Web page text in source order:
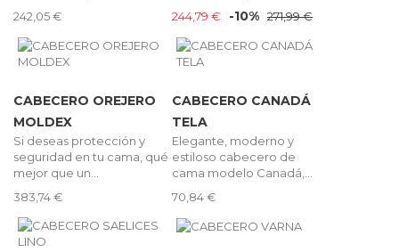
242,05 €
244,79 €
-10% 271,99 €
CABECERO OREJERO
MOLDEX
Si deseas protección y
seguridad en tu cama, qué
mejor que un...
383,74 €
CABECERO CANADÁ
TELA
Elegante, moderno y
estiloso cabecero de
cama modelo Canadá,...
70,84 €